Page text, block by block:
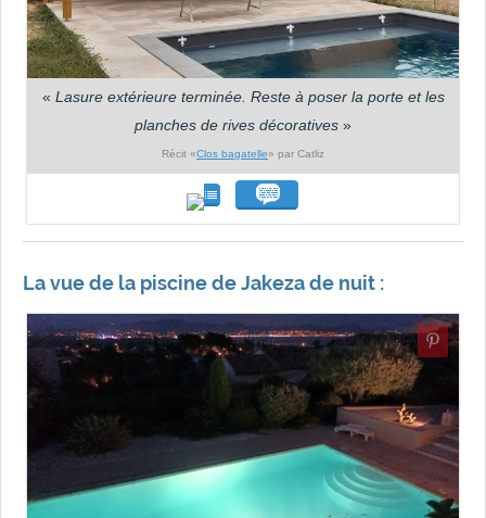
« Lasure extérieure terminée. Reste à poser la porte et les
planches de rives décoratives »
Récit «Clos bagatelle» par Catliz
La vue de la piscine de Jakeza de nuit :